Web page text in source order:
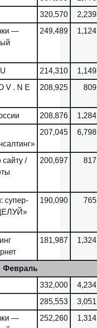
320,570
—
249,489
214,310
V . N E
208,925
208,876
207,045
сайту /
200,697
супер-
190,090
181,987
Февраль
332,000
285,553
—
252,260